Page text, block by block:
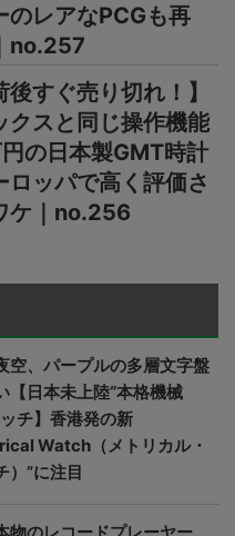
のレアなPCGも再
no.257
後すぐ売り切れ！】
クスと同じ操作機能
の日本製GMT時計
ロッパで高く評価さ
ケ｜no.256
空、パープルの多層文字盤
【日本未上陸“本格機械
チ】香港発の新
Watch（メトリカル・
）”に注目
物のレコードプレーヤー